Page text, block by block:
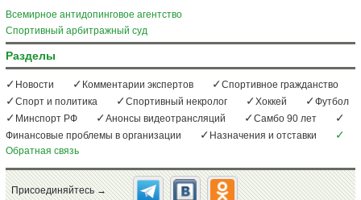
Всемирное антидопинговое агентство
Спортивный арбитражный суд
Разделы
Новости Комментарии экспертов
Спортивное гражданство
Спорт и политика
Спортивный некролог Хоккей
Футбол
Минспорт РФ
Анонсы видеотрансляций
Самбо 90 лет
Финансовые проблемы в организации
Назначения и отставки
Обратная связь
Присоединяйтесь →